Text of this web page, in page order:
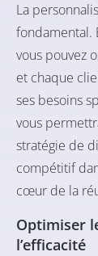
La
fondamental.
vous pouvez
et chaque
ses besoins
vous
stratégie de
compétitif
cœur de la
Optimiser
l’efficacité